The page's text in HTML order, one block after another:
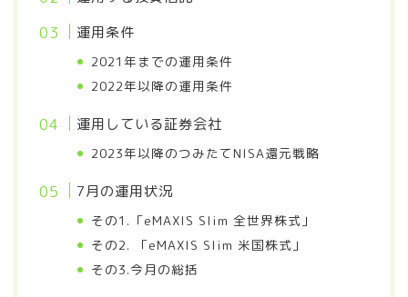
運用条件
2021年までの運用条件
2022年以降の運用条件
運用している証券会社
2023年以降のつみたてNISA還元戦略
7月の運用状況
その1.「eMAXIS Slim 全世界株式」
その2. 「eMAXIS Slim 米国株式」
その3.今月の総括